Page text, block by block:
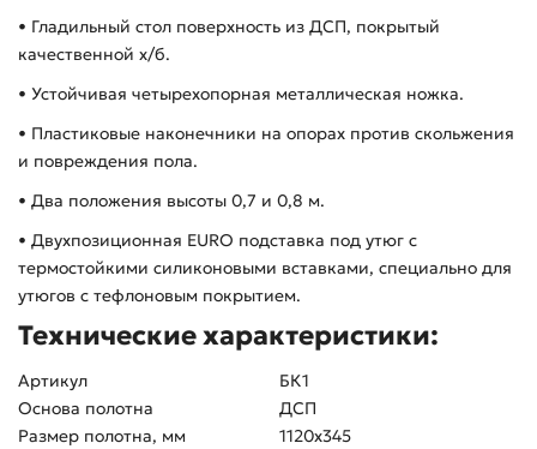
• Гладильный стол поверхность из ДСП, покрытый
качественной х/б.
• Устойчивая четырехопорная металлическая ножка.
• Пластиковые наконечники на опорах против скольжения
и повреждения пола.
• Два положения высоты 0,7 и 0,8 м.
• Двухпозиционная EURO подставка под утюг с
термостойкими силиконовыми вставками, специально для
утюгов с тефлоновым покрытием.
Технические характеристики:
Артикул
БК1
Основа полотна
ДСП
Размер полотна, мм
1120х345